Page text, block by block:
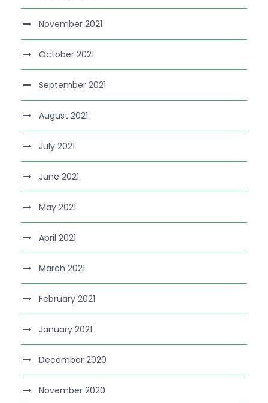
November 2021
October 2021
September 2021
August 2021
July 2021
June 2021
May 2021
April 2021
March 2021
February 2021
January 2021
December 2020
November 2020